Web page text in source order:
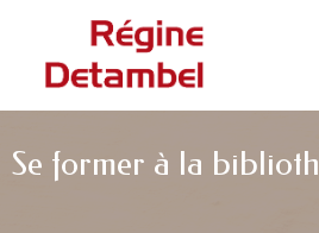
Se former à la